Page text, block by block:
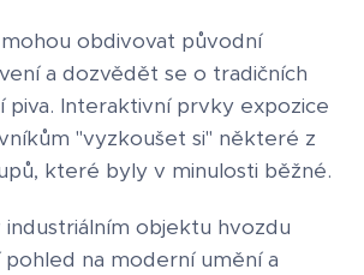
obdivovat původní
a dozvědět se o tradičních
piva. Interaktivní prvky expozice
"vyzkoušet si" některé z
které byly v minulosti běžné.
industriálním objektu hvozdu
na moderní umění a